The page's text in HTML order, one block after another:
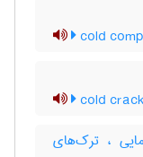
cold
cold crack
، ترک‌های